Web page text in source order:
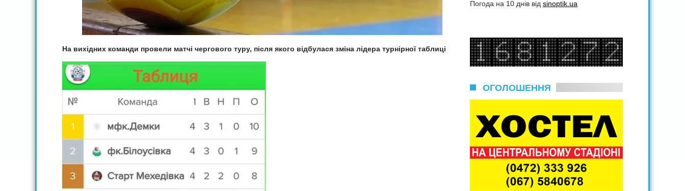
На вихідних команди провели матчі чергового туру, після якого відбулася зміна лідера турнірної таблиці
Погода на 10 днів від sinoptik.ua
ОГОЛОШЕННЯ